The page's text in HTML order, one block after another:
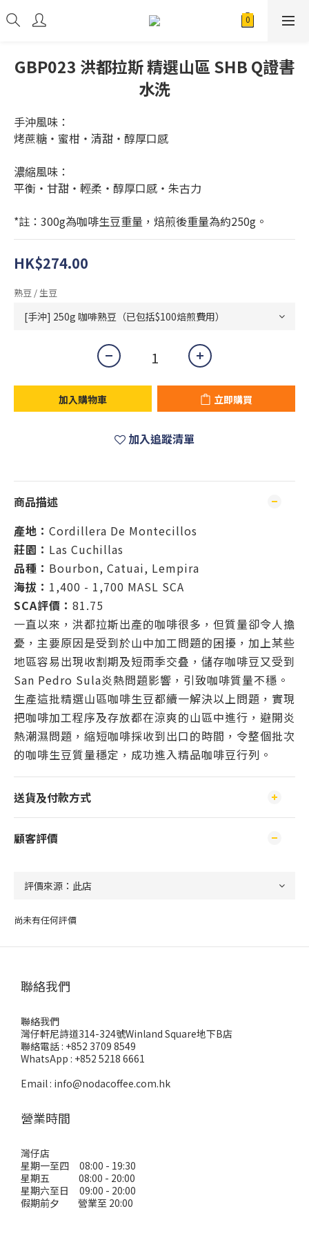
GBP023 洪都拉斯 精選山區 SHB Q證書
水洗
手沖風味：
烤蔗糖・蜜柑・清甜・醇厚口感
濃縮風味：
平衡・甘甜・輕柔・醇厚口感・朱古力
*註：300g為咖啡生豆重量，焙煎後重量為約250g。
HK$274.00
熟豆 / 生豆
加入購物車 立即購買
加入追蹤清單
商品描述
產地： Cordillera De Montecillos
莊園： Las Cuchillas
品種： Bourbon, Catuai, Lempira
海拔： 1,400 - 1,700 MASL SCA
SCA評價： 81.75
一直以來，洪都拉斯出產的咖啡很多，但質量卻令人擔
憂，主要原因是受到於山中加工問題的困擾，加上某些
地區容易出現收割期及短雨季交叠，儲存咖啡豆又受到
San Pedro Sula炎熱問題影響，引致咖啡質量不穩。
生產這批精選山區咖啡生豆都續一解決以上問題，實現
把咖啡加工程序及存放都在涼爽的山區中進行，避開炎
熱潮濕問題，縮短咖啡採收到出口的時間，令整個批次
的咖啡生豆質量穩定，成功進入精品咖啡豆行列。
送貨及付款方式
顧客評價
尚未有任何評價
聯絡我們
聯絡我們
灣仔軒尼詩道314-324號Winland Square地下B店
聯絡電話 : +852 3709 8549
WhatsApp : +852 5218 6661
Email : info@nodacoffee.com.hk
營業時間
灣仔店
星期一至四 08:00 - 19:30
星期五 08:00 - 20:00
星期六至日 09:00 - 20:00
假期前夕 營業至 20:00